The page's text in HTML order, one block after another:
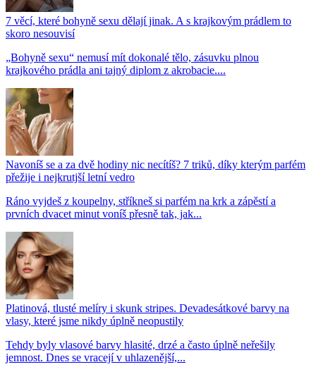
7 věcí, které bohyně sexu dělají jinak. A s krajkovým prádlem to
skoro nesouvisí
„Bohyně sexu“ nemusí mít dokonalé tělo, zásuvku plnou
krajkového prádla ani tajný diplom z akrobacie....
Navoníš se a za dvě hodiny nic necítíš? 7 triků, díky kterým parfém
přežije i nejkrutjší letní vedro
Ráno vyjdeš z koupelny, stříkneš si parfém na krk a zápěstí a
prvních dvacet minut voníš přesně tak, jak...
Platinová, tlusté melíry i skunk stripes. Devadesátkové barvy na
vlasy, které jsme nikdy úplně neopustily
Tehdy byly vlasové barvy hlasité, drzé a často úplně neřešily
jemnost. Dnes se vracejí v uhlazenější,...